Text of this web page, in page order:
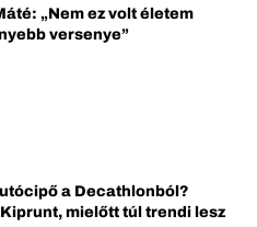
„Nem ez volt életem
versenye”
a Decathlonból?
mielőtt túl trendi lesz